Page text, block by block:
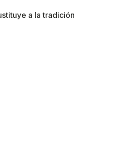
a la tradición